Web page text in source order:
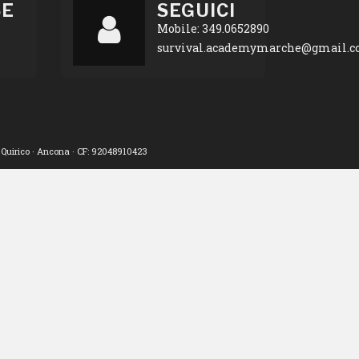
SEGUICI
Mobile: 349.0652890
· Ancona · CF: 92048910423